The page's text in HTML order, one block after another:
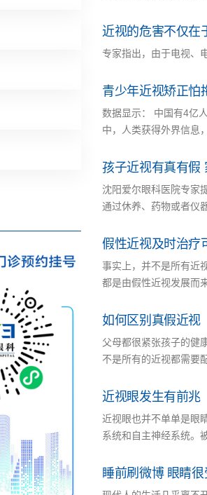
近视的危害不仅在
专家指出，由于电视、
青少年近视矫正怕
数据显示： 中国有4亿
中，人类获得外界信息
孩子近视有真有假
沈阳爱尔眼科医院专家
通过休养、药物或者仪
假性近视及时治疗
事实上，并不是所有近
都是由假性近视发展而
如何区别真假近视
父母都很紧张孩子的健
不是所有的近视都需要
近视眼发生有前兆
近视眼也并不单单是眼
系统和自主神经系统。
睡前刷微博 眼睛很